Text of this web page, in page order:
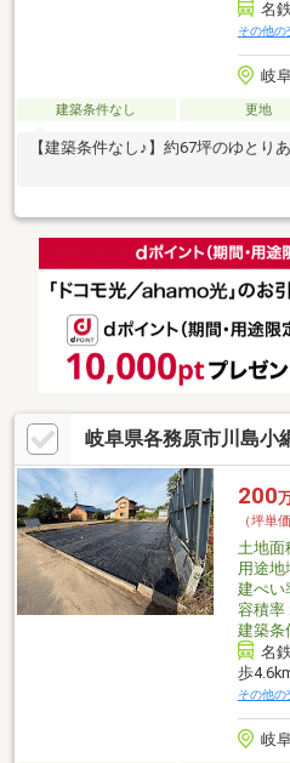
名
その他の
岐
建築条件なし 更地
【建築条件なし♪】約67坪のゆとり
岐阜県各務原市川島小
200
（坪単
土地面
用途地
建ぺい
容積率
建築条
名
歩
その他の
岐